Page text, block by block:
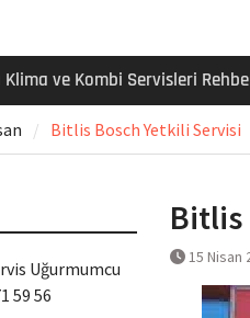
Klima ve Kombi Servisleri
Bitlis Bosch Yetkili Servisi
Bitlis
15 Nisan
Uğurmumcu
59 56